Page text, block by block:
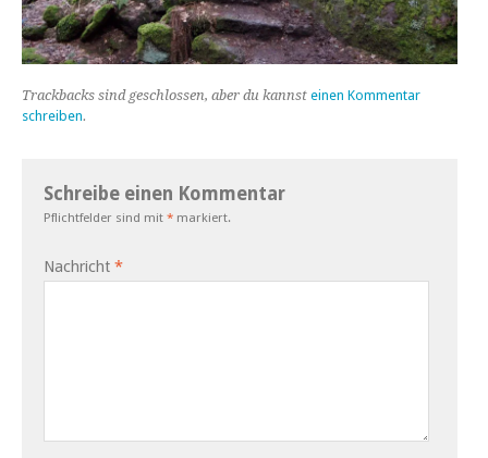
Trackbacks sind geschlossen, aber du kannst einen Kommentar
schreiben.
Schreibe einen Kommentar
Pflichtfelder sind mit * markiert.
Nachricht *